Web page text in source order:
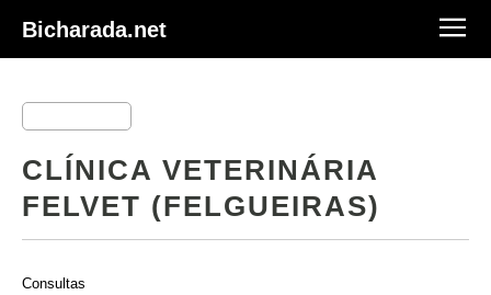
Bicharada.net
CLÍNICA VETERINÁRIA
FELVET (FELGUEIRAS)
Consultas